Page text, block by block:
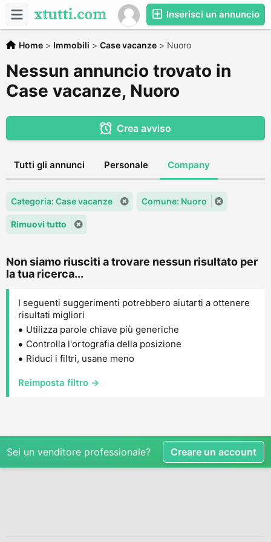
Inserisci un annuncio
Home > Immobili > Case vacanze > Nuoro
Nessun annuncio trovato in
Case vacanze, Nuoro
Crea avviso
Tutti gli annunci Personale Company
Categoria: Case vacanze Comune: Nuoro
Rimuovi tutto
Non siamo riusciti a trovare nessun risultato per
la tua ricerca...
I seguenti suggerimenti potrebbero aiutarti a ottenere
risultati migliori
Utilizza parole chiave più generiche
Controlla l'ortografia della posizione
Riduci i filtri, usane meno
Reimposta filtro →
Sei un venditore professionale? Creare un account